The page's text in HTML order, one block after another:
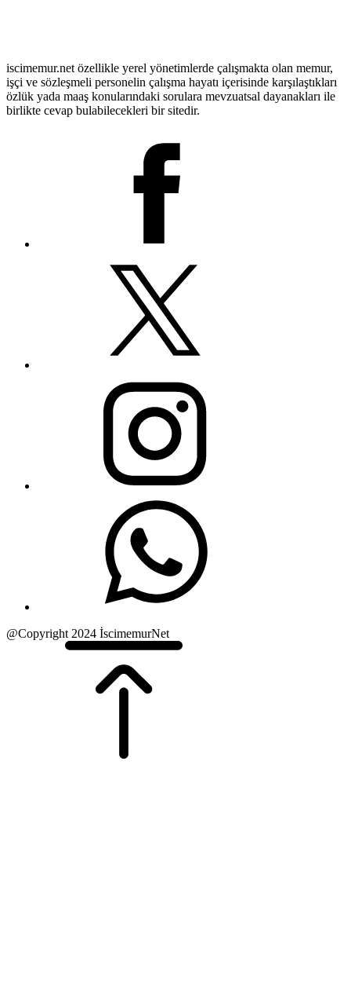
iscimemur.net özellikle yerel yönetimlerde çalışmakta olan memur,
işçi ve sözleşmeli personelin çalışma hayatı içerisinde karşılaştıkları
özlük yada maaş konularındaki sorulara mevzuatsal dayanakları ile
birlikte cevap bulabilecekleri bir sitedir.
@Copyright 2024 İscimemurNet